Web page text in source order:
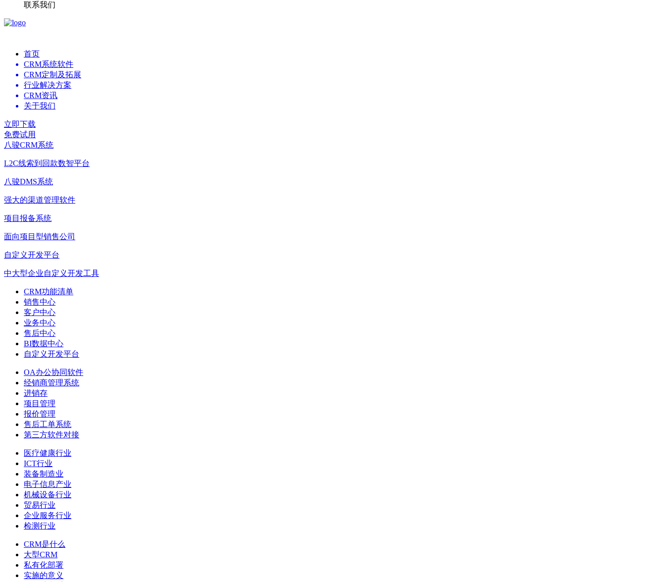
联系我们
首页
CRM系统软件
CRM定制及拓展
行业解决方案
CRM资讯
关于我们
立即下载
免费试用
八骏CRM系统
L2C线索到回款数智平台
八骏DMS系统
强大的渠道管理软件
项目报备系统
面向项目型销售公司
自定义开发平台
中大型企业自定义开发工具
CRM功能清单
销售中心
客户中心
业务中心
售后中心
BI数据中心
自定义开发平台
OA办公协同软件
经销商管理系统
进销存
项目管理
报价管理
售后工单系统
第三方软件对接
医疗健康行业
ICT行业
装备制造业
电子信息产业
机械设备行业
贸易行业
企业服务行业
检测行业
CRM是什么
大型CRM
私有化部署
实施的意义